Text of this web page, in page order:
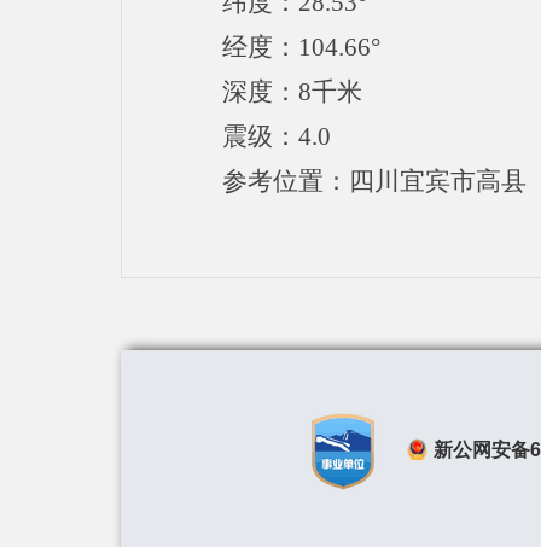
经度：104.66°
深度：8千米
震级：4.0
参考位置：四川宜宾市高县
新公网安备